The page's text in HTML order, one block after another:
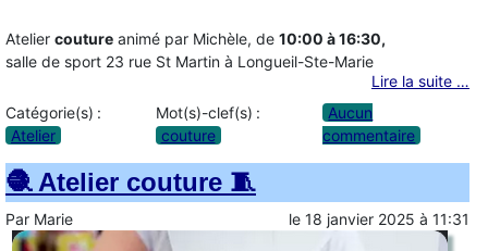
Atelier couture animé par Michèle, de 10:00 à 16:30,
salle de sport 23 rue St Martin à Longueil-Ste-Marie
Lire la suite …
Catégorie(s) :
Atelier
Mot(s)-clef(s) :
couture
Aucun
commentaire
🧶 Atelier couture 🧵
Par Marie le 18 janvier 2025 à 11:31